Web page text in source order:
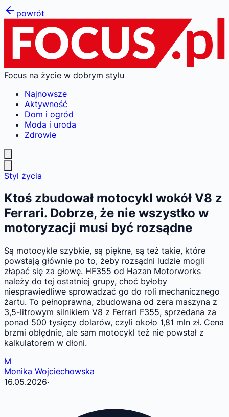
powrót
Focus na życie w dobrym stylu
Najnowsze
Aktywność
Dom i ogród
Moda i uroda
Zdrowie
Styl życia
Ktoś zbudował motocykl wokół V8 z
Ferrari. Dobrze, że nie wszystko w
motoryzacji musi być rozsądne
Są motocykle szybkie, są piękne, są też takie, które
powstają głównie po to, żeby rozsądni ludzie mogli
złapać się za głowę. HF355 od Hazan Motorworks
należy do tej ostatniej grupy, choć byłoby
niesprawiedliwe sprowadzać go do roli mechanicznego
żartu. To pełnoprawna, zbudowana od zera maszyna z
3,5-litrowym silnikiem V8 z Ferrari F355, sprzedana za
ponad 500 tysięcy dolarów, czyli około 1,81 mln zł. Cena
brzmi obłędnie, ale sam motocykl też nie powstał z
kalkulatorem w dłoni.
M
Monika Wojciechowska
16.05.2026·